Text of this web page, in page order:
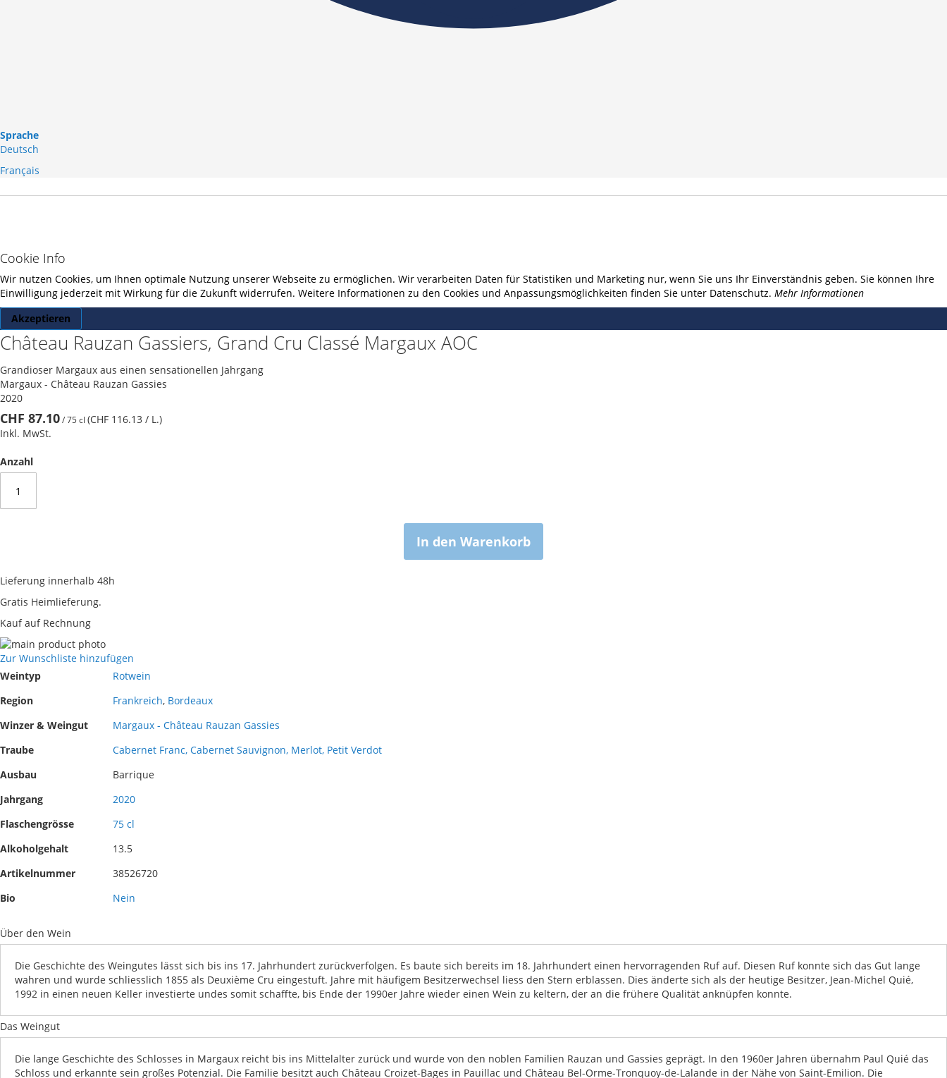
Sprache
Deutsch
Français
Cookie Info
Wir nutzen Cookies, um Ihnen optimale Nutzung unserer Webseite zu ermöglichen. Wir verarbeiten Daten für Statistiken und Marketing nur, wenn Sie uns Ihr Einverständnis geben. Sie können Ihre
Einwilligung jederzeit mit Wirkung für die Zukunft widerrufen. Weitere Informationen zu den Cookies und Anpassungsmöglichkeiten finden Sie unter Datenschutz. Mehr Informationen
Akzeptieren
Château Rauzan Gassiers, Grand Cru Classé Margaux AOC
Grandioser Margaux aus einen sensationellen Jahrgang
Margaux - Château Rauzan Gassies
2020
CHF 87.10/75 cl (CHF 116.13 / L.)
Inkl. MwSt.
Anzahl
In den Warenkorb
Lieferung innerhalb 48h
Gratis Heimlieferung.
Kauf auf Rechnung
Skip
to
the
of
images
Skip
to
beginning
the
gallery
Zur Wunschliste hinzufügen
Mehr
Informationen
Weintyp
Rotwein
Region
Frankreich, Bordeaux
Winzer & Weingut
Margaux - Château Rauzan Gassies
Traube
Cabernet Franc, Cabernet Sauvignon, Merlot, Petit Verdot
Ausbau
Barrique
Jahrgang
2020
Flaschengrösse
75 cl
Alkoholgehalt
13.5
Artikelnummer
38526720
Bio
Nein
Über den Wein
Die Geschichte des Weingutes lässt sich bis ins 17. Jahrhundert zurückverfolgen. Es baute sich bereits im 18. Jahrhundert einen hervorragenden Ruf auf. Diesen Ruf konnte sich das Gut lange
wahren und wurde schliesslich 1855 als Deuxième Cru eingestuft. Jahre mit häufigem Besitzerwechsel liess den Stern erblassen. Dies änderte sich als der heutige Besitzer, Jean-Michel Quié,
1992 in einen neuen Keller investierte undes somit schaffte, bis Ende der 1990er Jahre wieder einen Wein zu keltern, der an die frühere Qualität anknüpfen konnte.
Das Weingut
Die lange Geschichte des Schlosses in Margaux reicht bis ins Mittelalter zurück und wurde von den noblen Familien Rauzan und Gassies geprägt. In den 1960er Jahren übernahm Paul Quié das
Schloss und erkannte sein großes Potenzial. Die Familie besitzt auch Château Croizet-Bages in Pauillac und Château Bel-Orme-Tronquoy-de-Lalande in der Nähe von Saint-Emilion. Die